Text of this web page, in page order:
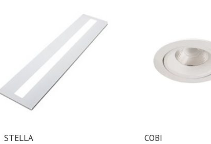
STELLA COBI